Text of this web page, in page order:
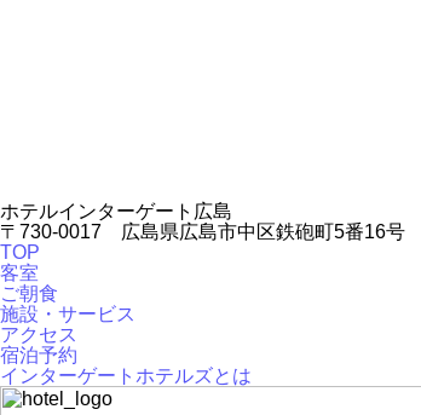
ホテルインターゲート広島
〒730-0017 広島県広島市中区鉄砲町5番16号
TOP
客室
ご朝食
施設・サービス
アクセス
宿泊予約
インターゲートホテルズとは